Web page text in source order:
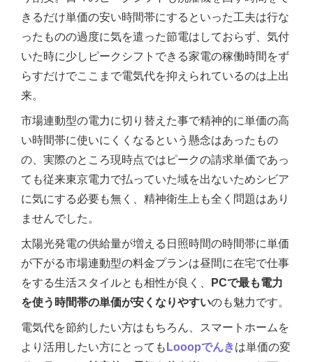
きるだけ単価の安い時間帯にするといった工夫は行な
ったものの過度に気を遣った節電はしておらず、気付
いた時に少しピークシフトできる家電の稼働時間をず
らすだけでここまで電気代を抑えられているのは上出
来。
市場連動型の電力に切り替えた事で精神的に単価の高
い時間帯に使いにくくなるという懸念はあったもの
の、実際のところ現時点ではピークの請求単価であっ
ても従来東京電力で払っていた域を出ないためシビア
に気にする必要も無く、精神衛生上も全く問題はあり
ませんでした。
太陽光発電の供給量が増える日照時間の時間帯に単価
が下がる市場連動型の料金プランは昼間に在宅で仕事
をする生活スタイルとも相性が良く、
PCで最も電力
を使う時間帯の単価が安くなりやすいのも魅力です。
電気代を節約したい方はもちろん、スマートホームを
より活用したい方にとっても Looopでんきは単価の変